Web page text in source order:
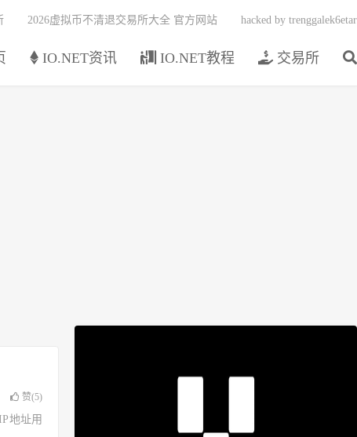
IO.NET资讯 IO.NET教程 交易所
2026虚拟币不清退交易所大全 官方网站 hacked by trenggalek6etar
赞(5)
地址用